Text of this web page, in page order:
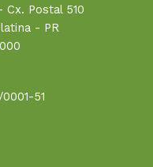
Cx. Postal 510
- PR
51